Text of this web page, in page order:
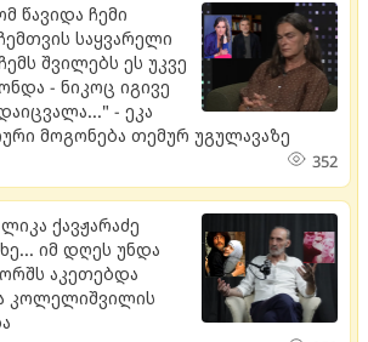
წავიდა ჩემი
საყვარელი
შვილებს ეს უკვე
- ნიკოც იგივე
- ეკა
მოგონება თემურ უგულავაზე
352
ქავჟარაძე
იმ დღეს უნდა
აკეთებდა
კოლელიშვილის